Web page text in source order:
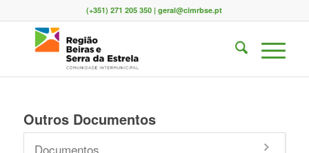
(+351) 271 205 350 | geral@cimrbse.pt
Outros Documentos
Documentos